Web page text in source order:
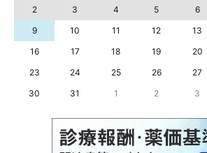
2
3 4 5 6
9
10 11 12 13
16
17 18 19 20
23
24 25 26 27
30
31 1 2 3